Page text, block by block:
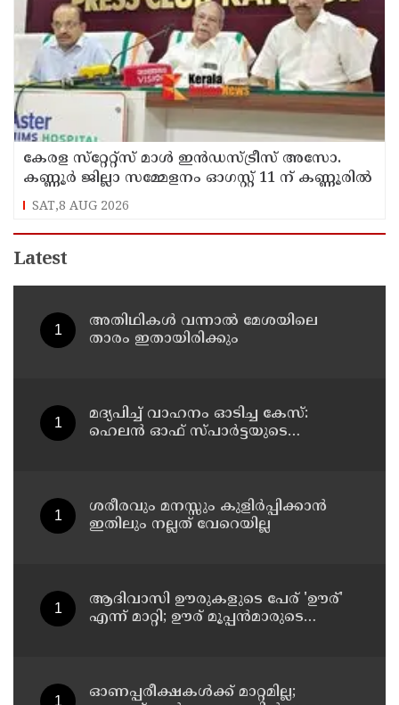
കേരള സ്‌റ്റേറ്റ്സ് മാൾ ഇൻഡസ്ട്രീസ് അസോ.
കണ്ണൂർ ജില്ലാ സമ്മേളനം ഓഗസ്റ്റ് 11 ന് കണ്ണൂരിൽ
SAT,8 AUG 2026
Latest
അതിഥികൾ വന്നാൽ മേശയിലെ
താരം ഇതായിരിക്കും
മദ്യപിച്ച് വാഹനം ഓടിച്ച കേസ്:
ഹെലൻ ഓഫ് സ്പാർട്ടയുടെ
ശരീരവും മനസ്സും കുളിർപ്പിക്കാൻ
ഇതിലും നല്ലത് വേറെയില്ല
ആദിവാസി ഊരുകളുടെ പേര് 'ഊര്'
എന്ന് മാറ്റി; ഊര് മൂപ്പന്‍മാരുടെ
ഓണപ്പരീക്ഷകള്‍ക്ക് മാറ്റമില്ല;